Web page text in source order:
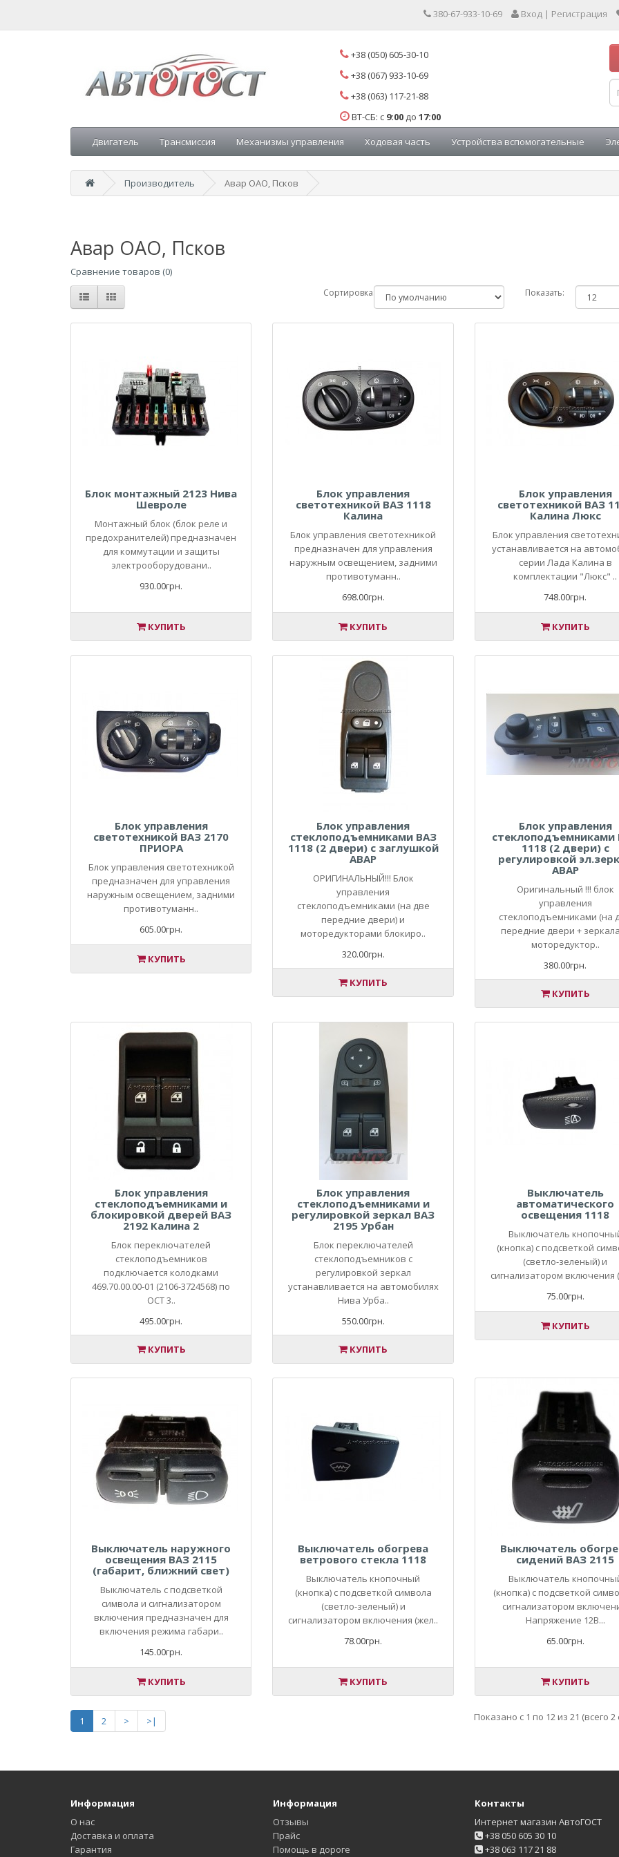
380-67-933-10-69 Вход | Регистрация
+38 (050) 605-30-10
+38 (067) 933-10-69
+38 (063) 117-21-88
ВТ-СБ: с 9:00 до 17:00
Двигатель Трансмиссия Механизмы управления Ходовая часть Устройства вспомогательные
Производитель Авар ОАО, Псков
Авар ОАО, Псков
Сравнение товаров (0)
Сортировка: Показать:
Блок монтажный 2123 Нива
Шевроле
Монтажный блок (блок реле и
предохранителей) предназначен
для коммутации и защиты
электрооборудовани..
930.00грн.
КУПИТЬ
Блок управления
светотехникой ВАЗ 1118
Калина
Блок управления светотехникой
предназначен для управления
наружным освещением, задними
противотуманн..
698.00грн.
КУПИТЬ
Блок управления
светотехникой ВАЗ
Калина Люкс
Блок управления
устанавливается на
серии Лада Калина в
комплектации "Люкс" ..
748.00грн.
КУПИТЬ
Блок управления
светотехникой ВАЗ 2170
ПРИОРА
Блок управления светотехникой
предназначен для управления
наружным освещением, задними
противотуманн..
605.00грн.
КУПИТЬ
Блок управления
стеклоподъемниками ВАЗ
1118 (2 двери) с заглушкой
АВАР
ОРИГИНАЛЬНЫЙ!!! Блок
управления
стеклоподъемниками (на две
передние двери) и
моторедукторами блокиро..
320.00грн.
КУПИТЬ
Блок управления
стеклоподъемниками
1118 (2 двери) с
регулировкой
АВАР
Оригинальный !!! блок
управления
стеклоподъемниками (на
передние двери +
моторедуктор..
380.00грн.
КУПИТЬ
Блок управления
стеклоподъемниками и
блокировкой дверей ВАЗ
2192 Калина 2
Блок переключателей
стеклоподъемников
подключается колодками
469.70.00.00-01 (2106-3724568) по
ОСТ 3..
495.00грн.
КУПИТЬ
Блок управления
стеклоподъемниками и
регулировкой зеркал ВАЗ
2195 Урбан
Блок переключателей
стеклоподъемников с
регулировкой зеркал
устанавливается на автомобилях
Нива Урба..
550.00грн.
КУПИТЬ
Выключатель
автоматического
освещения 1118
Выключатель
(кнопка) с подсветкой
(светло-зеленый) и
сигнализатором включения
75.00грн.
КУПИТЬ
Выключатель наружного
освещения ВАЗ 2115
(габарит, ближний свет)
Выключатель с подсветкой
символа и сигнализатором
включения предназначен для
включения режима габари..
145.00грн.
КУПИТЬ
Выключатель обогрева
ветрового стекла 1118
Выключатель кнопочный
(кнопка) с подсветкой символа
(светло-зеленый) и
сигнализатором включения (жел..
78.00грн.
КУПИТЬ
Выключатель
сидений ВАЗ 2115
Выключатель
(кнопка) с подсветкой
сигнализатором
Напряжение 12В...
65.00грн.
КУПИТЬ
1 2 > >| Показано с 1 по 12 из 21 (всего 2
Информация
О нас
Доставка и оплата
Гарантия
Информация
Отзывы
Прайс
Помощь в дороге
Контакты
Интернет магазин АвтоГОСТ
+38 050 605 30 10
+38 063 117 21 88